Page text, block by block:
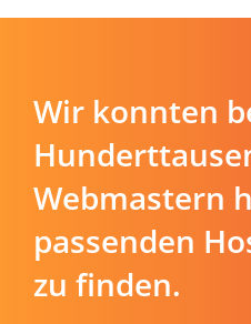
Wir konnten
Webmastern
passenden
zu finden.